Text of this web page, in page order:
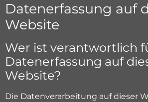
Datenerfassung auf
Website
Wer ist verantwortlich
Datenerfassung auf
Website?
Die Datenverarbeitung auf dieser